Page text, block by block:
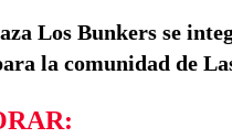
Los Bunkers se
la comunidad de